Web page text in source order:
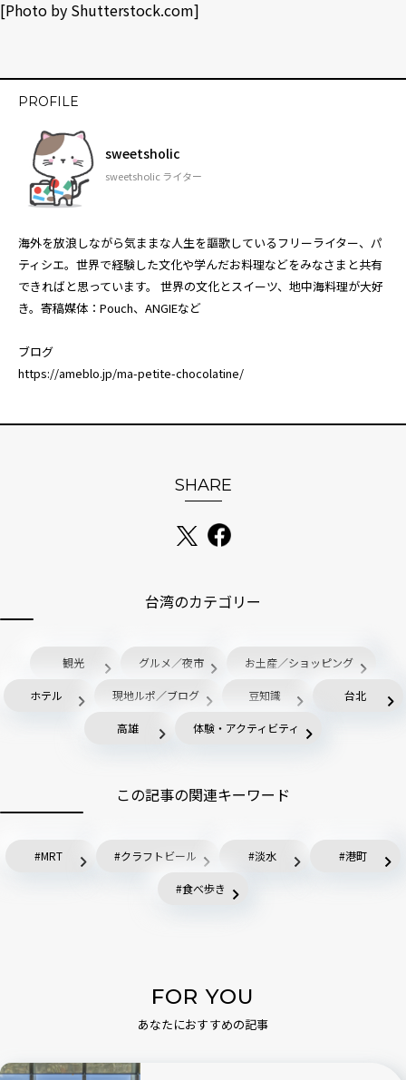
[Photo by Shutterstock.com]
PROFILE
sweetsholic
sweetsholic ライター
海外を放浪しながら気ままな人生を謳歌しているフリーライター、パ
ティシエ。世界で経験した文化や学んだお料理などをみなさまと共有
できればと思っています。 世界の文化とスイーツ、地中海料理が大好
き。寄稿媒体：Pouch、ANGIEなど
ブログ
https://ameblo.jp/ma-petite-chocolatine/
SHARE
台湾のカテゴリー
観光 グルメ／夜市 お土産／ショッピング
ホテル 現地ルポ／ブログ 豆知識 台北
高雄 体験・アクティビティ
この記事の関連キーワード
MRT クラフトビール 淡水 港町
食べ歩き
FOR YOU
あなたにおすすめの記事